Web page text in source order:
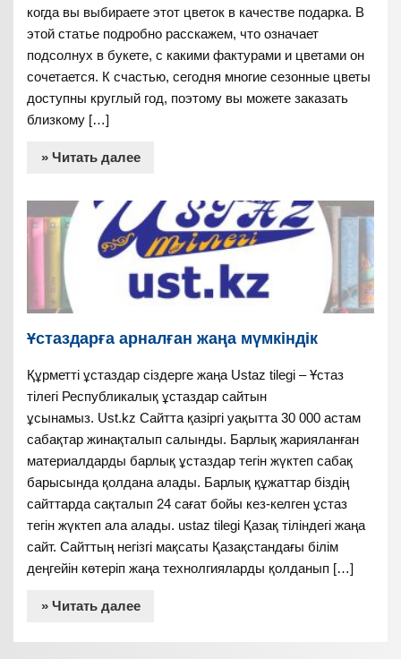
когда вы выбираете этот цветок в качестве подарка. В
этой статье подробно расскажем, что означает
подсолнух в букете, с какими фактурами и цветами он
сочетается. К счастью, сегодня многие сезонные цветы
доступны круглый год, поэтому вы можете заказать
близкому […]
» Читать далее
Ұстаздарға арналған жаңа мүмкіндік
Құрметті ұстаздар сіздерге жаңа Ustaz tilegi – Ұстаз
тілегі Республикалық ұстаздар сайтын
ұсынамыз. Ust.kz Сайтта қазіргі уақытта 30 000 астам
сабақтар жинақталып салынды. Барлық жарияланған
материалдарды барлық ұстаздар тегін жүктеп сабақ
барысында қолдана алады. Барлық құжаттар біздің
сайттарда сақталып 24 сағат бойы кез-келген ұстаз
тегін жүктеп ала алады. ustaz tilegi Қазақ тіліндегі жаңа
сайт. Сайттың негізгі мақсаты Қазақстандағы білім
деңгейін көтеріп жаңа технолгияларды қолданып […]
» Читать далее